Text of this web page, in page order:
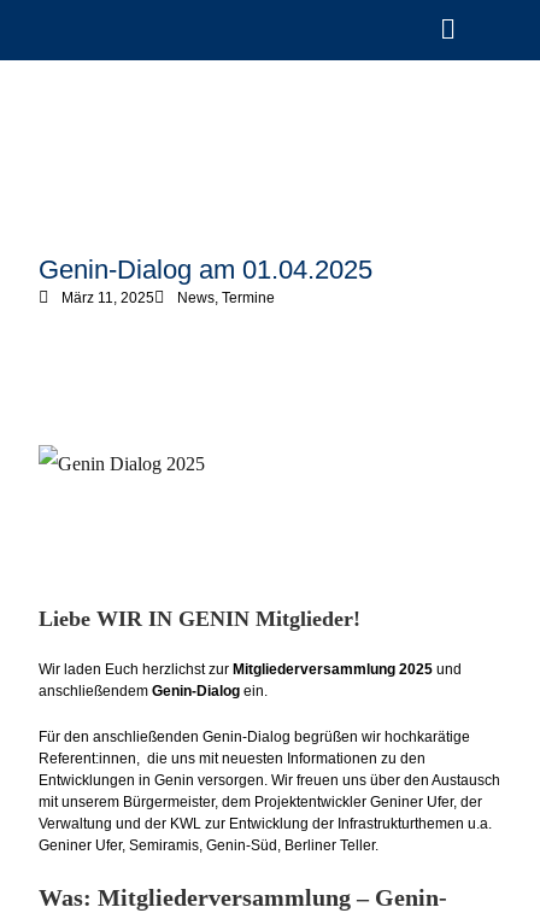
Genin-Dialog am 01.04.2025
März 11, 2025 News,Termine
Liebe WIR IN GENIN Mitglieder!
​​​​​​​Wir laden Euch herzlichst zur Mitgliederversammlung 2025 und
anschließendemGenin-Dialog ein.
Für den anschließenden Genin-Dialog begrüßen wir hochkarätige
Referent:innen, die uns mit neuesten Informationen zu den
Entwicklungen in Genin versorgen. Wir freuen uns über den Austausch
mit unserem Bürgermeister, dem Projektentwickler Geniner Ufer, der
Verwaltung und der KWL zur Entwicklung der Infrastrukturthemen u.a.
Geniner Ufer, Semiramis, Genin-Süd, Berliner Teller.
Was: Mitgliederversammlung – Genin-